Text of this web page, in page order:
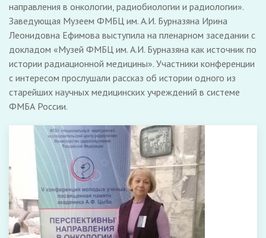
направления в онкологии, радиобиологии и радиологии».
Заведующая Музеем ФМБЦ им. А.И. Бурназяна Ирина
Леонидовна Ефимова выступила на пленарном заседании с
докладом «Музей ФМБЦ им. А.И. Бурназяна как источник по
истории радиационной медицины». Участники конференции
с интересом прослушали рассказ об истории одного из
старейших научных медицинских учреждений в системе
ФМБА России.